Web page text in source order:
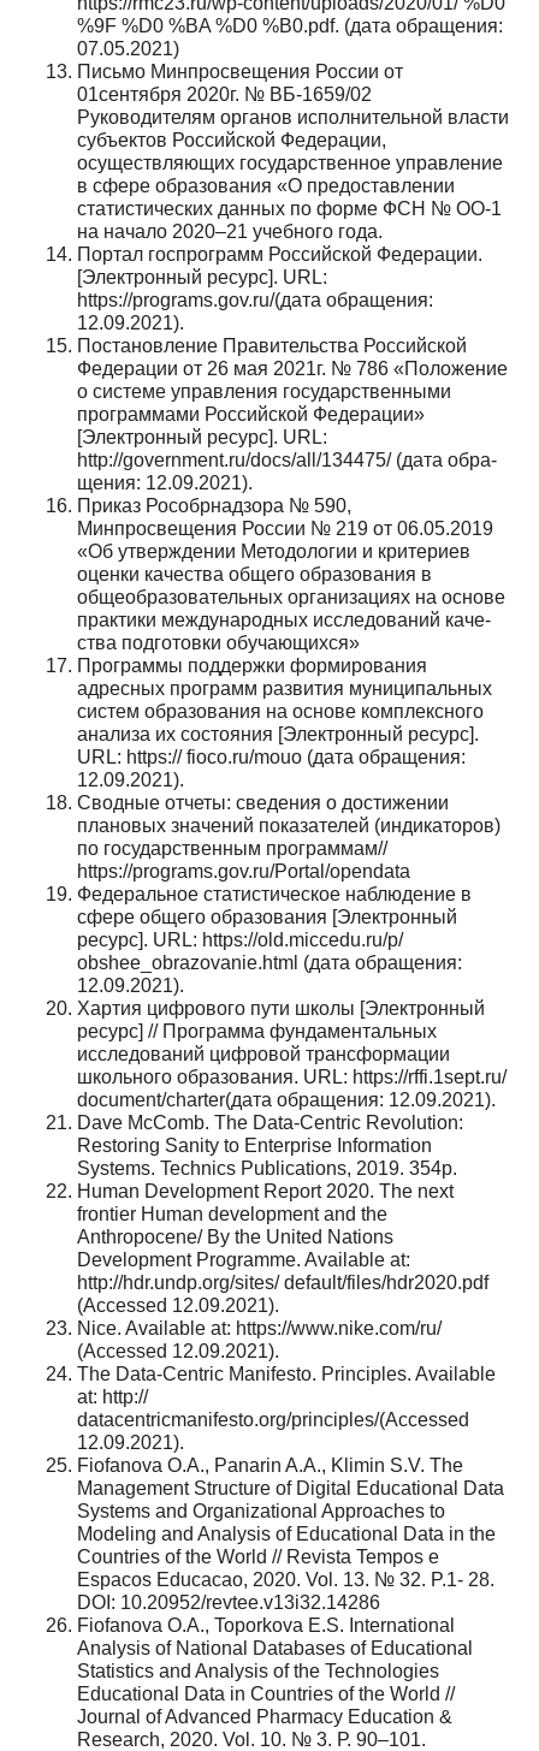
%9F %D0 %BA %D0 %B0.pdf. (дата обращения:
07.05.2021)
Письмо Минпросвещения России от
01сентября 2020г. № ВБ-1659/02
Руководителям органов исполнительной власти
субъек­тов Российской Федерации,
осуществляющих государственное управление
в сфере образования «О предоставлении
статистиче­ских данных по форме ФСН № ОО-1
на начало 2020–21 учебно­го года.
Портал госпрограмм Российской Федерации.
[Электрон­ный ресурс]. URL:
https://programs.gov.ru/(дата обращения:
12.09.2021).
Постановление Правительства Российской
Федерации от 26 мая 2021г. № 786 «Положение
о системе управления государствен­ными
программами Российской Федерации»
[Электронный ре­сурс]. URL:
http://government.ru/docs/all/134475/ (дата обра­
щения: 12.09.2021).
Приказ Рособрнадзора № 590,
Минпросвещения России № 219 от 06.05.2019
«Об утверждении Методологии и критериев
оцен­ки качества общего образования в
общеобразовательных органи­зациях на основе
практики международных исследований каче­
ства подготовки обучающихся»
Программы поддержки формирования
адресных программ раз­вития муниципальных
систем образования на основе комплекс­ного
анализа их состояния [Электронный ресурс].
URL: https:// fioco.ru/mouo (дата обращения:
12.09.2021).
Сводные отчеты: сведения о достижении
плановых значений показателей (индикаторов)
по государственным программам//
https://programs.gov.ru/Portal/opendata
Федеральное статистическое наблюдение в
сфере общего обра­зования [Электронный
ресурс]. URL: https://old.miccedu.ru/p/
obshee_obrazovanie.html (дата обращения:
12.09.2021).
Хартия цифрового пути школы [Электронный
ресурс] // Про­грамма фундаментальных
исследований цифровой транс­формации
школьного образования. URL: https://rffi.1sept.ru/
document/charter(дата обращения: 12.09.2021).
Dave McComb. The Data-Centric Revolution:
Restoring Sanity to Enterprise Information
Systems. Technics Publications, 2019. 354p.
Human Development Report 2020. The next
frontier Human development and the
Anthropocene/ By the United Nations
Development Programme. Available at:
http://hdr.undp.org/sites/ default/files/hdr2020.pdf
(Accessed 12.09.2021).
Nice. Available at: https://www.nike.com/ru/
(Accessed 12.09.2021).
The Data-Centric Manifesto. Principles. Available
at: http://
datacentricmanifesto.org/principles/(Accessed
12.09.2021).
Fiofanova O.A., Panarin A.A., Klimin S.V. The
Management Structure of Digital Educational Data
Systems and Organizational Approaches to
Modeling and Analysis of Educational Data in the
Countries of the World // Revista Tempos e
Espacos Educacao, 2020. Vol. 13. № 32. P.1- 28.
DOI: 10.20952/revtee.v13i32.14286
Fiofanova O.A., Toporkova E.S. International
Analysis of National Databases of Educational
Statistics and Analysis of the Technologies
Educational Data in Countries of the World //
Journal of Advanced Pharmacy Education &
Research, 2020. Vol. 10. № 3. Р. 90–101.